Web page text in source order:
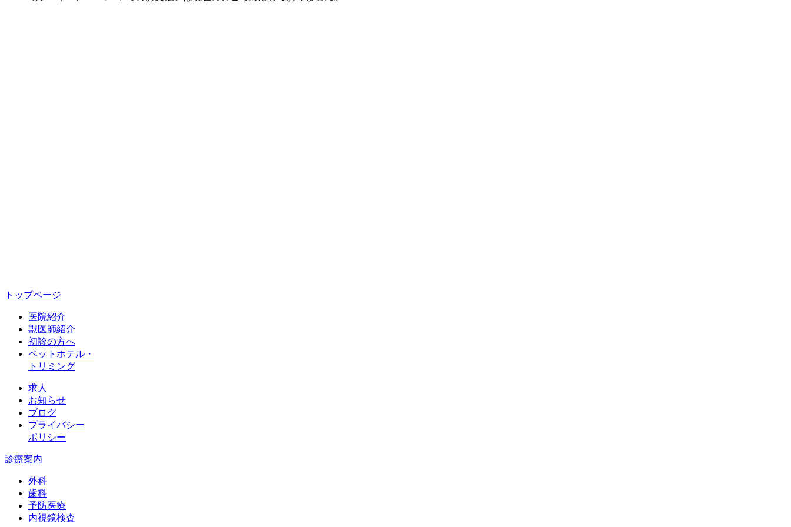
トップページ
医院紹介
獣医師紹介
初診の方へ
ペットホテル・
トリミング
求人
お知らせ
ブログ
プライバシー
ポリシー
診療案内
外科
歯科
予防医療
内視鏡検査